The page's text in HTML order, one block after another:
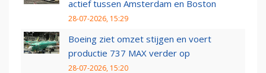
actief tussen Amsterdam en Boston
28-07-2026, 15:29
Boeing ziet omzet stijgen en voert
productie 737 MAX verder op
28-07-2026, 15:20